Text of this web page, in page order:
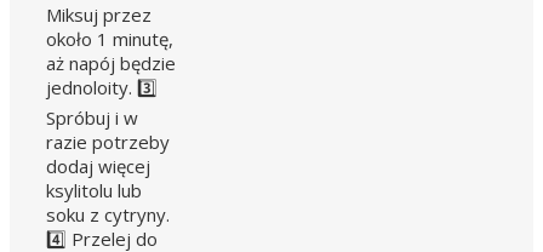
Miksuj przez
około 1 minutę,
aż napój będzie
jednoloity. 3️⃣
Spróbuj i w
razie potrzeby
dodaj więcej
ksylitolu lub
soku z cytryny.
4️⃣ Przelej do